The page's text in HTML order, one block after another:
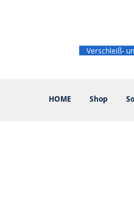
HOME Shop
Verschleiß-